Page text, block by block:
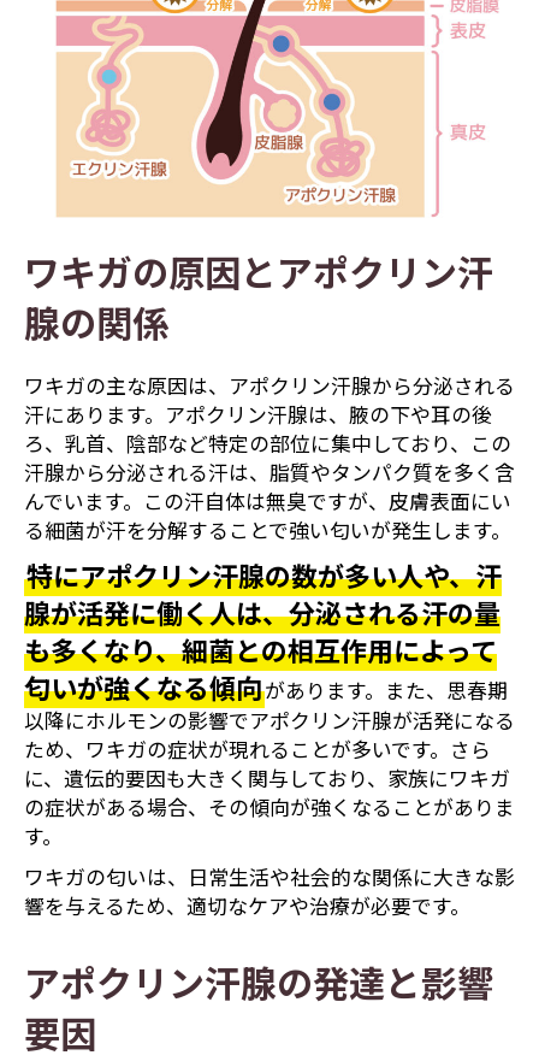
ワキガの原因とアポクリン汗
腺の関係
ワキガの主な原因は、アポクリン汗腺から分泌される
汗にあります。アポクリン汗腺は、腋の下や耳の後
ろ、乳首、陰部など特定の部位に集中しており、この
汗腺から分泌される汗は、脂質やタンパク質を多く含
んでいます。この汗自体は無臭ですが、皮膚表面にい
る細菌が汗を分解することで強い匂いが発生します。
特にアポクリン汗腺の数が多い人や、汗
腺が活発に働く人は、分泌される汗の量
も多くなり、細菌との相互作用によって
匂いが強くなる傾向があります。また、思春期
以降にホルモンの影響でアポクリン汗腺が活発になる
ため、ワキガの症状が現れることが多いです。さら
に、遺伝的要因も大きく関与しており、家族にワキガ
の症状がある場合、その傾向が強くなることがありま
す。
ワキガの匂いは、日常生活や社会的な関係に大きな影
響を与えるため、適切なケアや治療が必要です。
アポクリン汗腺の発達と影響
要因